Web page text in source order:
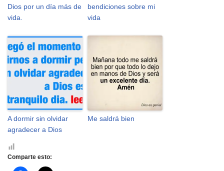
Dios por un día más de
vida.
bendiciones sobre mi
vida
A dormir sin olvidar
agradecer a Dios
Me saldrá bien
Comparte esto: